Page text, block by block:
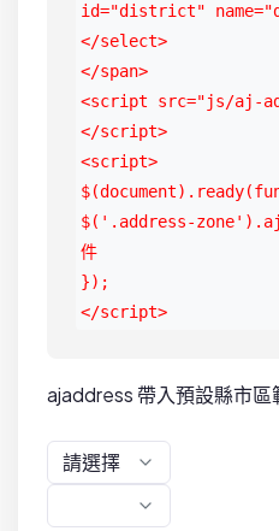
id="district"
</select>
</span>
<script src="js/aj-
</script>
<script>
$('.address-
件
});
</script>
ajaddress 帶入預設縣市區